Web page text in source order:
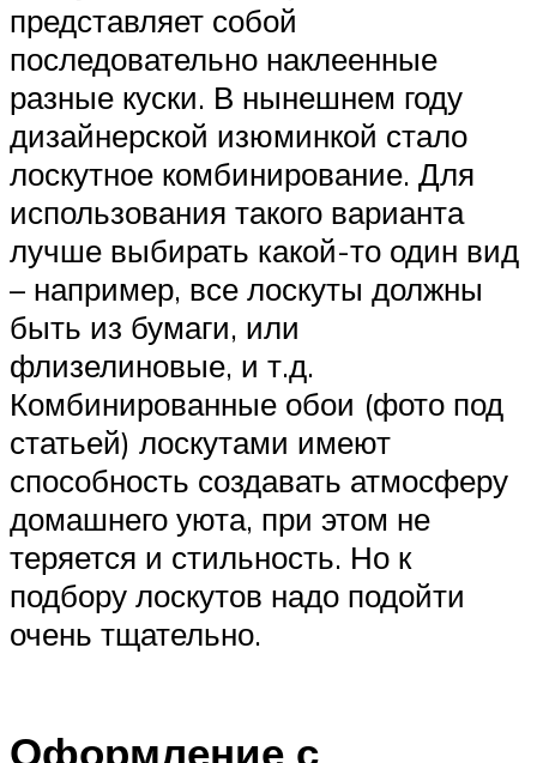
представляет собой
последовательно наклеенные
разные куски. В нынешнем году
дизайнерской изюминкой стало
лоскутное комбинирование. Для
использования такого варианта
лучше выбирать какой-то один вид
– например, все лоскуты должны
быть из бумаги, или
флизелиновые, и т.д.
Комбинированные обои (фото под
статьей) лоскутами имеют
способность создавать атмосферу
домашнего уюта, при этом не
теряется и стильность. Но к
подбору лоскутов надо подойти
очень тщательно.
Оформление с